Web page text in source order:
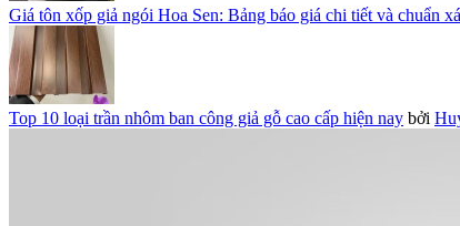
Giá tôn xốp giả ngói Hoa Sen: Bảng báo giá chi tiết và chuẩn
Top 10 loại trần nhôm ban công giả gỗ cao cấp hiện nay bởi